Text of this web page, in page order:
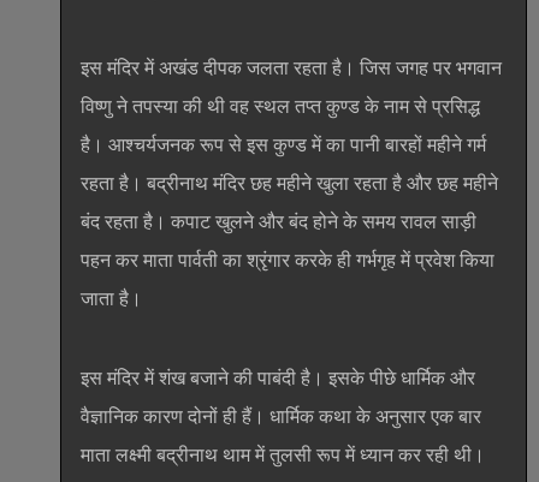
इस मंदिर में अखंड दीपक जलता रहता है। जिस जगह पर भगवान
विष्णु ने तपस्या की थी वह स्थल तप्त कुण्ड के नाम से प्रसिद्ध
है। आश्चर्यजनक रूप से इस कुण्ड में का पानी बारहों महीने गर्म
रहता है। बद्रीनाथ मंदिर छह महीने खुला रहता है और छह महीने
बंद रहता है। कपाट खुलने और बंद होने के समय रावल साड़ी
पहन कर माता पार्वती का श्रृंगार करके ही गर्भगृह में प्रवेश किया
जाता है।
इस मंदिर में शंख बजाने की पाबंदी है। इसके पीछे धार्मिक और
वैज्ञानिक कारण दोनों ही हैं। धार्मिक कथा के अनुसार एक बार
माता लक्ष्मी बद्रीनाथ थाम में तुलसी रूप में ध्यान कर रही थी।